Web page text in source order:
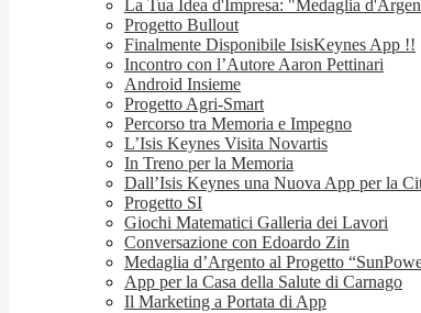
La Tua Idea d'Impresa: "Medaglia
Progetto Bullout
Finalmente Disponibile IsisKeynes App !!
Incontro con l’Autore Aaron Pettinari
Android Insieme
Progetto Agri-Smart
Percorso tra Memoria e Impegno
L’Isis Keynes Visita Novartis
In Treno per la Memoria
Dall’Isis Keynes una Nuova App per la
Progetto SI
Giochi Matematici Galleria dei Lavori
Conversazione con Edoardo Zin
Medaglia d’Argento al Progetto
App per la Casa della Salute di Carnago
Il Marketing a Portata di App